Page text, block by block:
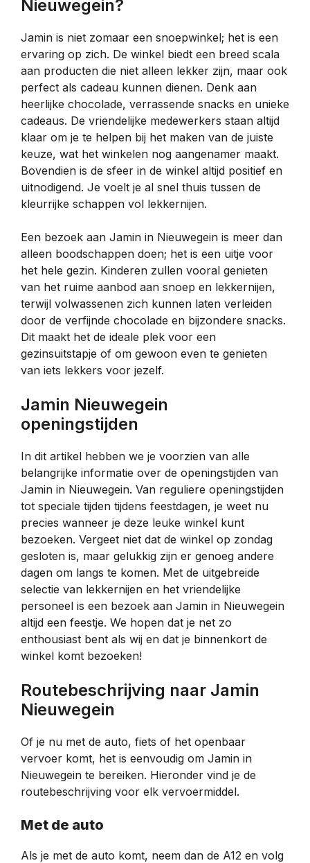
Nieuwegein?
Jamin is niet zomaar een snoepwinkel; het is een
ervaring op zich. De winkel biedt een breed scala
aan producten die niet alleen lekker zijn, maar ook
perfect als cadeau kunnen dienen. Denk aan
heerlijke chocolade, verrassende snacks en unieke
cadeaus. De vriendelijke medewerkers staan altijd
klaar om je te helpen bij het maken van de juiste
keuze, wat het winkelen nog aangenamer maakt.
Bovendien is de sfeer in de winkel altijd positief en
uitnodigend. Je voelt je al snel thuis tussen de
kleurrijke schappen vol lekkernijen.
Een bezoek aan Jamin in Nieuwegein is meer dan
alleen boodschappen doen; het is een uitje voor
het hele gezin. Kinderen zullen vooral genieten
van het ruime aanbod aan snoep en lekkernijen,
terwijl volwassenen zich kunnen laten verleiden
door de verfijnde chocolade en bijzondere snacks.
Dit maakt het de ideale plek voor een
gezinsuitstapje of om gewoon even te genieten
van iets lekkers voor jezelf.
Jamin Nieuwegein
openingstijden
In dit artikel hebben we je voorzien van alle
belangrijke informatie over de openingstijden van
Jamin in Nieuwegein. Van reguliere openingstijden
tot speciale tijden tijdens feestdagen, je weet nu
precies wanneer je deze leuke winkel kunt
bezoeken. Vergeet niet dat de winkel op zondag
gesloten is, maar gelukkig zijn er genoeg andere
dagen om langs te komen. Met de uitgebreide
selectie van lekkernijen en het vriendelijke
personeel is een bezoek aan Jamin in Nieuwegein
altijd een feestje. We hopen dat je net zo
enthousiast bent als wij en dat je binnenkort de
winkel komt bezoeken!
Routebeschrijving naar Jamin
Nieuwegein
Of je nu met de auto, fiets of het openbaar
vervoer komt, het is eenvoudig om Jamin in
Nieuwegein te bereiken. Hieronder vind je de
routebeschrijving voor elk vervoermiddel.
Met de auto
Als je met de auto komt, neem dan de A12 en volg